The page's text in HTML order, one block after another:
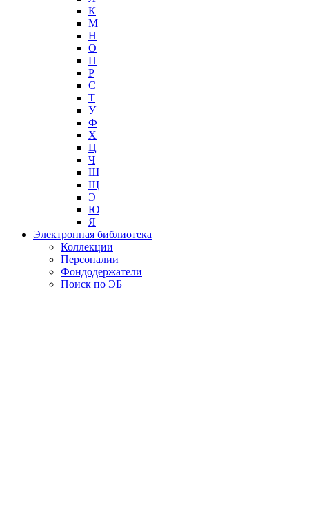
К
М
Н
О
П
Р
С
Т
У
Ф
Х
Ц
Ч
Ш
Щ
Э
Ю
Я
Электронная библиотека
Коллекции
Персоналии
Фондодержатели
Поиск по ЭБ